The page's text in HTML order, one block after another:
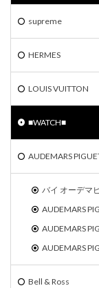
supreme
HERMES
LOUIS VUITTON
■WATCH■
AUDEMARS
バイ オーデマ
AUDEMARS
AUDEMARS
AUDEMARS
Bell & Ross